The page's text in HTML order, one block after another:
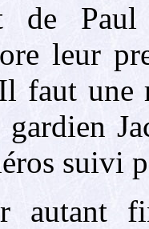
Paul
leur
faut une
suivi
autant